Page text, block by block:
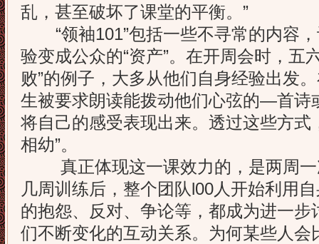
乱，甚至破坏了课堂的平衡。”
“领袖101”包括一些不寻常的内容，
验变成公众的“资产”。在开周会时，五
败”的例子，大多从他们自身经验出发
生被要求朗读能拨动他们心弦的—首诗
将自己的感受表现出来。透过这些方式
相幼”。
真正体现这一课效力的，是两周一
几周训练后，整个团队l00人开始利用
的抱怨、反对、争论等，都成为进一
们不断变化的互动关系。为何某些人会